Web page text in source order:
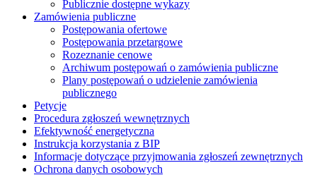
Publicznie dostępne wykazy
Zamówienia publiczne
Postępowania ofertowe
Postępowania przetargowe
Rozeznanie cenowe
Archiwum postępowań o zamówienia publiczne
Plany postępowań o udzielenie zamówienia
publicznego
Petycje
Procedura zgłoszeń wewnętrznych
Efektywność energetyczna
Instrukcja korzystania z BIP
Informacje dotyczące przyjmowania zgłoszeń zewnętrznych
Ochrona danych osobowych